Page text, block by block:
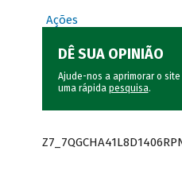
Ações
DÊ SUA OPINIÃO
Ajude-nos a aprimorar o site
uma rápida pesquisa.